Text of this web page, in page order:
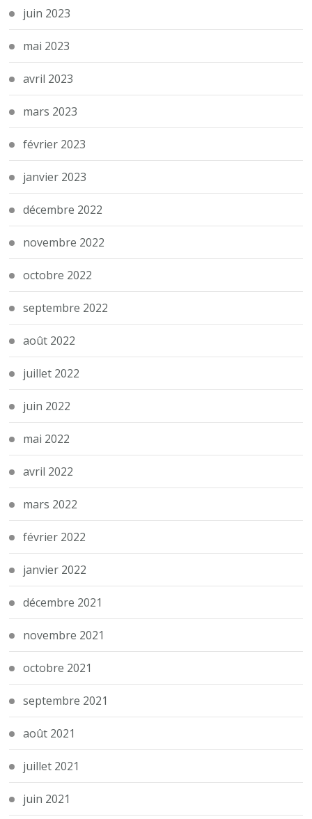
juin 2023
mai 2023
avril 2023
mars 2023
février 2023
janvier 2023
décembre 2022
novembre 2022
octobre 2022
septembre 2022
août 2022
juillet 2022
juin 2022
mai 2022
avril 2022
mars 2022
février 2022
janvier 2022
décembre 2021
novembre 2021
octobre 2021
septembre 2021
août 2021
juillet 2021
juin 2021